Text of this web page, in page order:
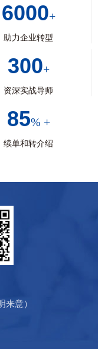
6000+
助力企业转型
300+
资深实战导师
85% +
续单和转介绍
意）